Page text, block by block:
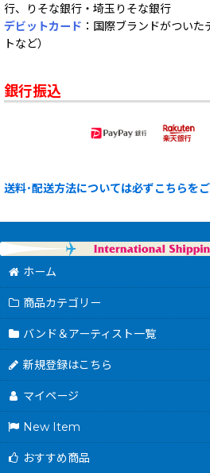
行、りそな銀行・埼玉りそな銀行
デビットカード ：国際ブランドがつい
トなど）
銀行振込
送料･配送方法については必ずこちらをご
ホーム
商品カテゴリー
バンド＆アーティスト一覧
新規登録はこちら
マイページ
New Item
おすすめ商品